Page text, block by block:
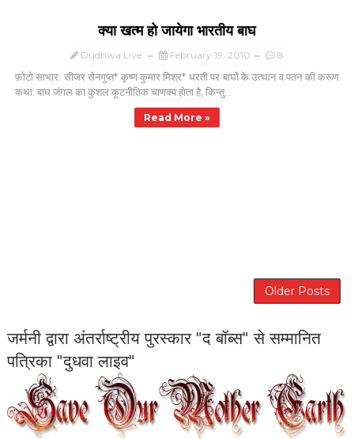
क्या खत्म हो जायेगा भारतीय बाघ
Dudhwa Live February 19, 2010 8
फ़ोटो साभार: सीजर सेनगुप्त* कृष्ण कुमार मिश्र* धरती पर बाघों के उत्थान व पतन की करूण
कथा: बाघ जंगल का कुशल कूटनीतिक चाणक्य होता है, किन्तु...
Read More »
Older Posts
जर्मनी द्वारा अंतर्राष्ट्रीय पुरस्कार "द बॉब्स" से सम्मानित
पत्रिका "दुधवा लाइव"